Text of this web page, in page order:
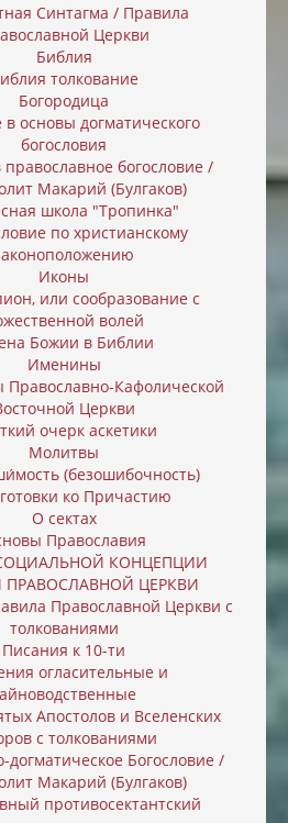
Синтагма / Правила
Церкви
Библия
толкование
Богородица
основы догматического
богословия
богословие /
Макарий (Булгаков)
школа "Тропинка"
по христианскому
Иконы
или cообразование с
волей
Божии в Библии
Именины
Православно-Кафолической
Церкви
очерк аскетики
Молитвы
(безошибочность)
ко Причастию
О сектах
Православия
КОНЦЕПЦИИ
ПРАВОСЛАВНОЙ ЦЕРКВИ
Православной Церкви с
толкованиями
Писания к 10-ти
огласительные и
Апостолов и Вселенских
с толкованиями
догматическое Богословие /
Макарий (Булгаков)
противосектантский